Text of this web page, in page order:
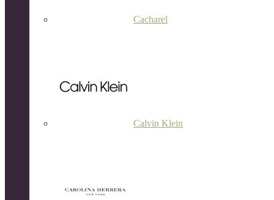
Cacharel
Calvin Klein